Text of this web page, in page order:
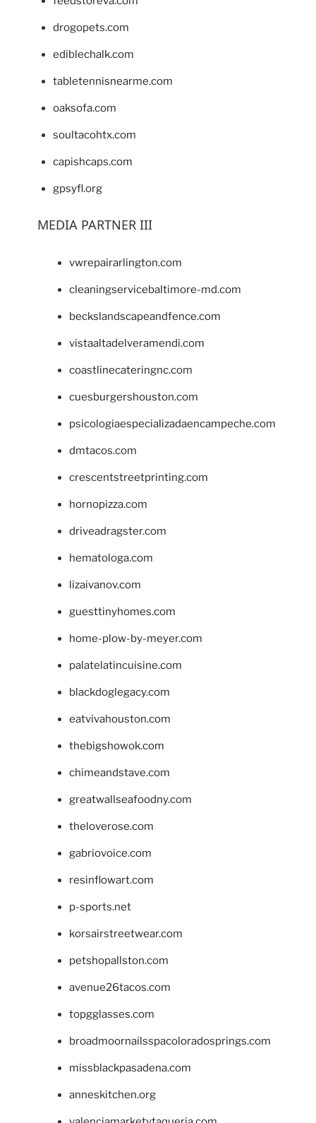
drogopets.com
ediblechalk.com
tabletennisnearme.com
oaksofa.com
soultacohtx.com
capishcaps.com
gpsyfl.org
MEDIA PARTNER III
vwrepairarlington.com
cleaningservicebaltimore-md.com
beckslandscapeandfence.com
vistaaltadelveramendi.com
coastlinecateringnc.com
cuesburgershouston.com
psicologiaespecializadaencampeche.com
dmtacos.com
crescentstreetprinting.com
hornopizza.com
driveadragster.com
hematologa.com
lizaivanov.com
guesttinyhomes.com
home-plow-by-meyer.com
palatelatincuisine.com
blackdoglegacy.com
eatvivahouston.com
thebigshowok.com
chimeandstave.com
greatwallseafoodny.com
theloverose.com
gabriovoice.com
resinflowart.com
p-sports.net
korsairstreetwear.com
petshopallston.com
avenue26tacos.com
topgglasses.com
broadmoornailsspacoloradosprings.com
missblackpasadena.com
anneskitchen.org